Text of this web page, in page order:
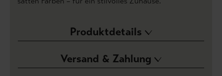
Produktdetails
Versand & Zahlung